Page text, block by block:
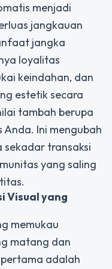
menjadi
jangkauan
jangka
loyalitas
keindahan, dan
estetik secara
tambah berupa
Anda. Ini mengubah
transaksi
yang saling
Visualyang
memukau
matang dan
adalah